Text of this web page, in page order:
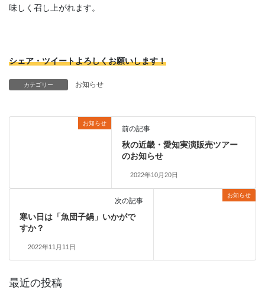
味しく召し上がれます。
シェア・ツイートよろしくお願いします！
カテゴリー お知らせ
お知らせ
前の記事
秋の近畿・愛知実演販売ツアー
のお知らせ
2022年10月20日
お知らせ
次の記事
寒い日は「魚団子鍋」いかがで
すか？
2022年11月11日
最近の投稿